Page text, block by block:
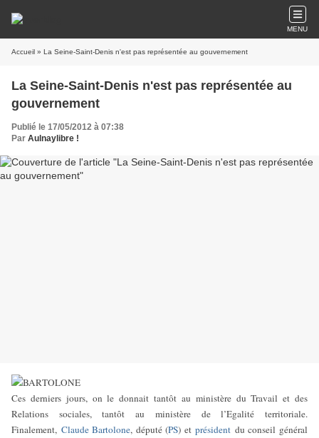
MENU
Accueil » La Seine-Saint-Denis n'est pas représentée au gouvernement
La Seine-Saint-Denis n'est pas représentée au
gouvernement
Publié le 17/05/2012 à 07:38
Par Aulnaylibre !
Ces derniers jours, on le donnait tantôt au ministère du Travail et des
Relations sociales, tantôt au ministère de l’Egalité territoriale.
Finalement, Claude Bartolone, député (PS) etprésident du conseil général